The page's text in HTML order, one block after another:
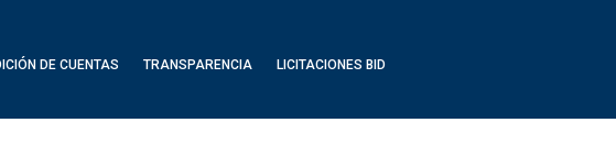
DE CUENTAS TRANSPARENCIA LICITACIONES BID